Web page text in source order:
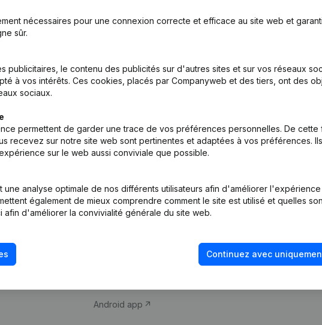
nécessaires pour une connexion correcte et efficace au site web et
sûr.
publicitaires, le contenu des publicités sur d'autres sites et sur vos réseaux
à vos intérêts. Ces cookies, placés par Companyweb et des tiers, ont des
sociaux.
permettent de garder une trace de vos préférences personnelles. De cette
recevez sur notre site web sont pertinentes et adaptées à vos préférences. Ils
sur le web aussi conviviale que possible.
une analyse optimale de nos différents utilisateurs afin d'améliorer
également de mieux comprendre comment le site est utilisé et quelles
afin d'améliorer la convivialité générale du site web.
Continuez avec
Produit
d’entreprise
Monitoring
Android app
fraude
Consulter des comptes
Vérification de la